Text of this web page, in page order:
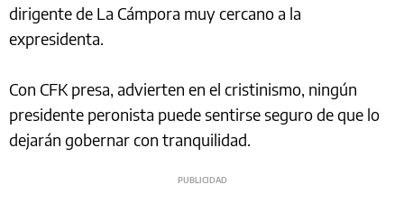
dirigente de La Cámpora muy cercano a la
expresidenta.
Con CFK presa, advierten en el cristinismo, ningún
presidente peronista puede sentirse seguro de que lo
dejarán gobernar con tranquilidad.